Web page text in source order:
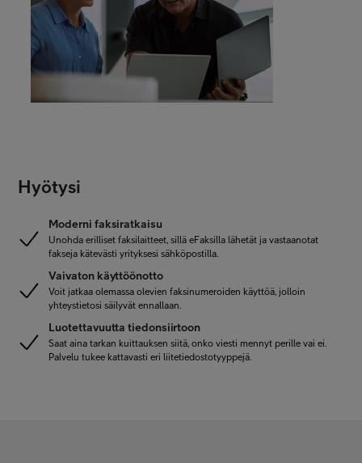
Hyötysi
Moderni faksiratkaisu
Unohda erilliset faksilaitteet, sillä eFaksilla lähetät ja vastaanotat
fakseja kätevästi yrityksesi sähköpostilla.
Vaivaton käyttöönotto
Voit jatkaa olemassa olevien faksinumeroiden käyttöä, jolloin
yhteystietosi säilyvät ennallaan.
Luotettavuutta tiedonsiirtoon
Saat aina tarkan kuittauksen siitä, onko viesti mennyt perille vai ei.
Palvelu tukee kattavasti eri liitetiedostotyyppejä.